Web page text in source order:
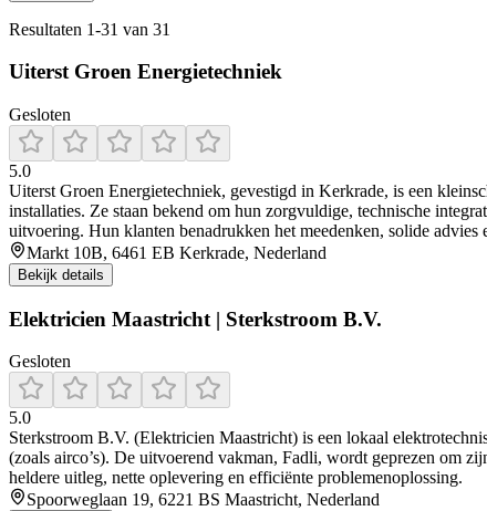
Resultaten 1-31 van 31
Uiterst Groen Energietechniek
Gesloten
5.0
Uiterst Groen Energietechniek, gevestigd in Kerkrade, is een
installaties. Ze staan bekend om hun zorgvuldige, technische
uitvoering. Hun klanten benadrukken het meedenken, solide
Markt 10B, 6461 EB Kerkrade, Nederland
Bekijk details
Elektricien Maastricht | Sterkstroom B.V.
Gesloten
5.0
Sterkstroom B.V. (Elektricien Maastricht) is een lokaal
(zoals airco’s). De uitvoerend vakman, Fadli, wordt geprezen om
heldere uitleg, nette oplevering en efficiënte problemenoplossing.
Spoorweglaan 19, 6221 BS Maastricht, Nederland